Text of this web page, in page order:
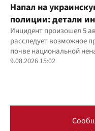
Напал на
полиции: детали
Инцидент произошел 5
расследует возможное
почве национальной
9.08.2026 15:02